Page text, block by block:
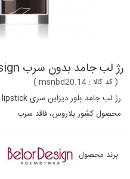
رژ لب جامد بدون سرب Belor Design سری پارتی کد 84
(کد کالا : msnbd20.14
)
محصول کشور بلاروس، فاقد سرب
برند محصول